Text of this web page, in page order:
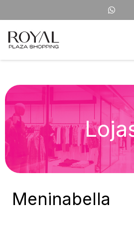
Meninabella